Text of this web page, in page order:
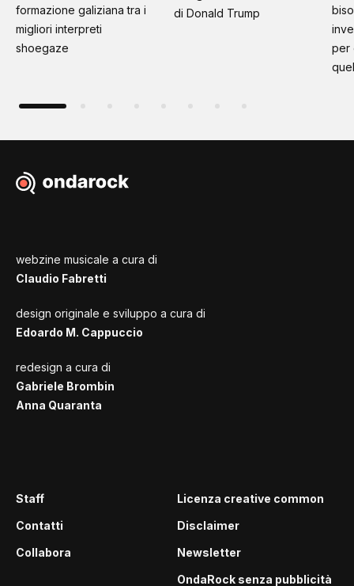
formazione galiziana tra i
migliori interpreti
shoegaze
di Donald Trump
per
webzine musicale a cura di
Claudio Fabretti
design originale e sviluppo a cura di
Edoardo M. Cappuccio
redesign a cura di
Gabriele Brombin
Anna Quaranta
Staff
Contatti
Collabora
Licenza creative common
Disclaimer
Newsletter
OndaRock senza pubblicità